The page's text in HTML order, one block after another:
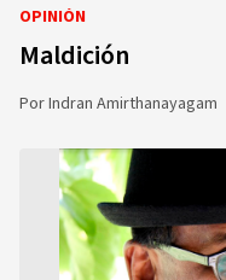
OPINIÓN
Maldición
PorIndran Amirthanayagam